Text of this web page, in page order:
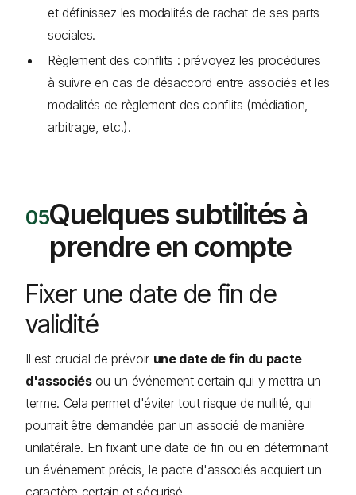
et définissez les modalités de rachat de ses parts
sociales.
Règlement des conflits : prévoyez les procédures
à suivre en cas de désaccord entre associés et les
modalités de règlement des conflits (médiation,
arbitrage, etc.).
Quelques subtilités à
prendre en compte
Fixer une date de fin de
validité
Il est crucial de prévoir une date de fin du pacte
d'associésou un événement certain qui y mettra un
terme. Cela permet d'éviter tout risque de nullité, qui
pourrait être demandée par un associé de manière
unilatérale. En fixant une date de fin ou en déterminant
un événement précis, le pacte d'associés acquiert un
caractère certain et sécurisé.